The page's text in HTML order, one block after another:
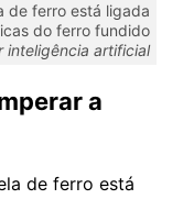
de ferro está ligada
do ferro fundido
inteligência artificial
a
de ferro está